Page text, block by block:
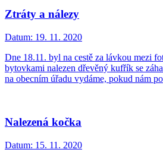
Ztráty a nálezy
Datum: 19. 11. 2020
Dne 18.11. byl na cestě za lávkou mezi
bytovkami nalezen dřevěný kufřík se
na obecním úřadu vydáme, pokud nám
Nalezená kočka
Datum: 15. 11. 2020